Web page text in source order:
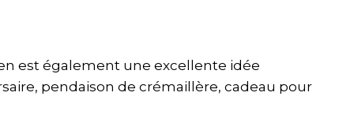
est également une excellente idée
pendaison de crémaillère, cadeau pour